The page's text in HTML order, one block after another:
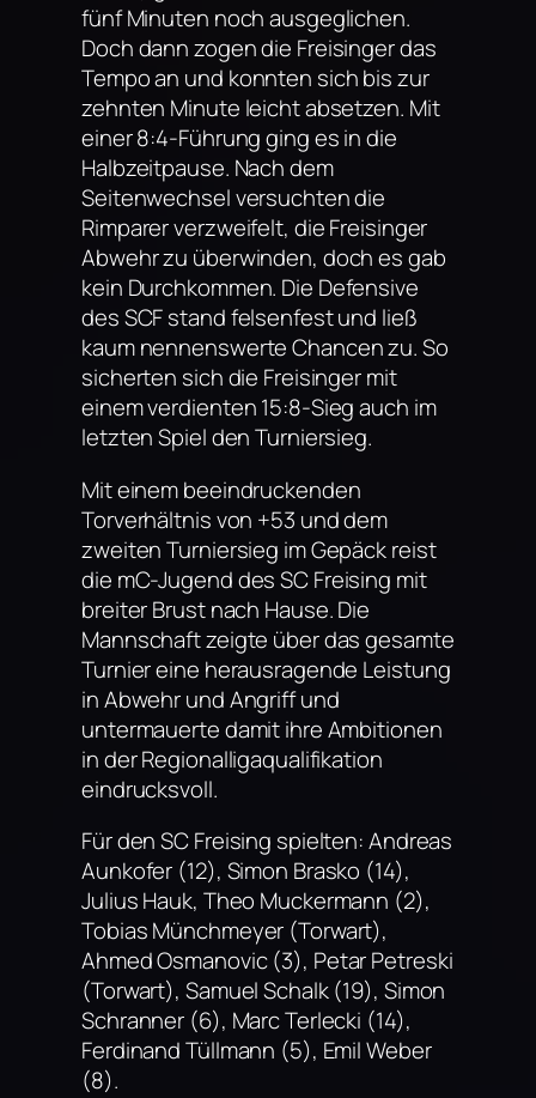
fünf Minuten noch ausgeglichen.
Doch dann zogen die Freisinger das
Tempo an und konnten sich bis zur
zehnten Minute leicht absetzen. Mit
einer 8:4-Führung ging es in die
Halbzeitpause. Nach dem
Seitenwechsel versuchten die
Rimparer verzweifelt, die Freisinger
Abwehr zu überwinden, doch es gab
kein Durchkommen. Die Defensive
des SCF stand felsenfest und ließ
kaum nennenswerte Chancen zu. So
sicherten sich die Freisinger mit
einem verdienten 15:8-Sieg auch im
letzten Spiel den Turniersieg.
Mit einem beeindruckenden
Torverhältnis von +53 und dem
zweiten Turniersieg im Gepäck reist
die mC-Jugend des SC Freising mit
breiter Brust nach Hause. Die
Mannschaft zeigte über das gesamte
Turnier eine herausragende Leistung
in Abwehr und Angriff und
untermauerte damit ihre Ambitionen
in der Regionalligaqualifikation
eindrucksvoll.
Für den SC Freising spielten: Andreas
Aunkofer (12), Simon Brasko (14),
Julius Hauk, Theo Muckermann (2),
Tobias Münchmeyer (Torwart),
Ahmed Osmanovic (3), Petar Petreski
(Torwart), Samuel Schalk (19), Simon
Schranner (6), Marc Terlecki (14),
Ferdinand Tüllmann (5), Emil Weber
(8).